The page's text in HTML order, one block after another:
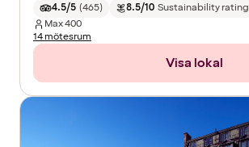
4.5/5 (465) 8.5/10 Sustainability rating
Max400
14 mötesrum
Visa lokal